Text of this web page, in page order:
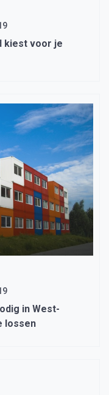
kiest voor je
in West-
lossen